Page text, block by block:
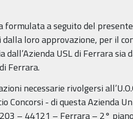
formulata a seguito del
loro approvazione, per il
dall’Azienda USL di Ferrara sia
Ferrara.
necessarie rivolgersi
Concorsi - di questa Azienda
203 – 44121 – Ferrara – 2°